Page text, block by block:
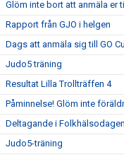
Glöm inte bort att anmäla er
Rapport från GJO i helgen
Dags att anmäla sig till GO
Judo5 träning
Resultat Lilla Trollträffen 4
Påminnelse! Glöm inte
Deltagande i
Judo5-träning